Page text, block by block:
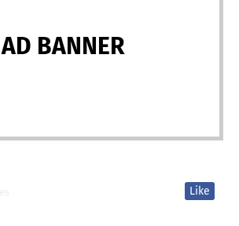
AD BANNER
Like